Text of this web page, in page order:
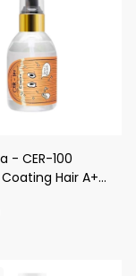
- CER-100
Hair A+